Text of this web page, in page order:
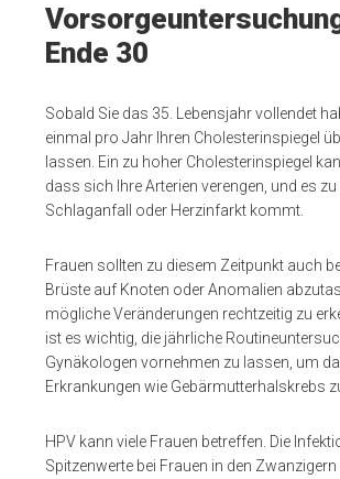
Ende 30
Sobald Sie das 35. Lebensjahr vollendet
einmal pro Jahr Ihren Cholesterinspiegel
lassen. Ein zu hoher Cholesterinspiegel
dass sich Ihre Arterien verengen, und es zu
Schlaganfall oder Herzinfarkt kommt.
Frauen sollten zu diesem Zeitpunkt auch
Brüste auf Knoten oder Anomalien
mögliche Veränderungen rechtzeitig zu
ist es wichtig, die jährliche
Gynäkologen vornehmen zu lassen, um
Erkrankungen wie Gebärmutterhalskrebs
HPV kann viele Frauen betreffen. Die
Spitzenwerte bei Frauen in den